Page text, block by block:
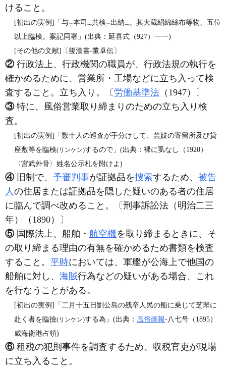
けること。
[初出の実例]「与二本司 一共検二出納一 。其大蔵絹綿絲布等物、五位
以上臨検。案記同署」(出典：延喜式（927）一一)
[その他の文献]〔後漢書‐董卓伝〕
②行政法上、行政機関の職員が、行政法規の執行を
確かめるために、営業所・工場などに立ち入って検
査すること。立ち入り。〔 労働基準法 （1947）〕
③特に、風俗営業取り締まりのための立ち入り検
査。
[初出の実例]「数十人の巡査が手分けして、芸妓の寄留所及び貸
座敷等を臨検(リンケン)するので」(出典：裸に虱なし（1920）
〈宮武外骨〉姓名公示札を附けよ)
④旧制で、 予審判事が証拠品を捜索するため、 被告
人の住居または証拠品を隠した疑いのある者の住居
に臨んで調べ改めること。〔刑事訴訟法（明治二三
年）（1890）〕
⑤国際法上、船舶・ 航空機を取り締まるときに、そ
の取り締まる理由の有無を確かめるため書類を検査
すること。 平時においては、軍艦が公海上で他国の
船舶に対し、 海賊行為などの疑いがある場合、これ
を行なうことがある。
[初出の実例]「二月十五日劉公島の残卒人民の船に乗じて芝罘に
赴く者を臨撿(リンケン)する為」(出典： 風俗画報‐八七号（1895）
威海衛港占領)
⑥租税の犯則事件を調査するため、収税官吏が現場
に立ち入ること。